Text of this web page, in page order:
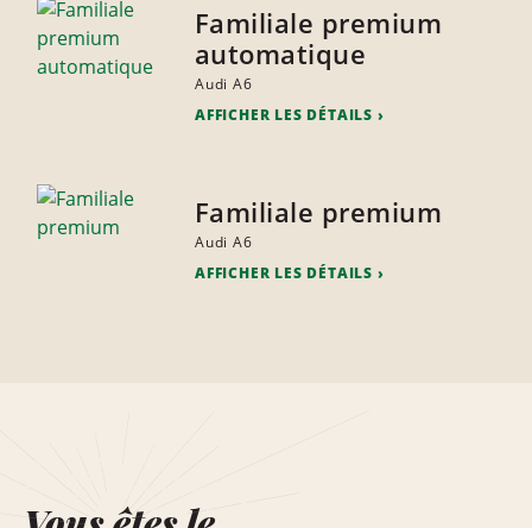
Familiale premium
automatique
Audi A6
AFFICHER LES DÉTAILS
Familiale premium
Audi A6
AFFICHER LES DÉTAILS